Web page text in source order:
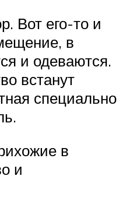
Вот его-то и
в
и одеваются.
встанут
специально
в
и